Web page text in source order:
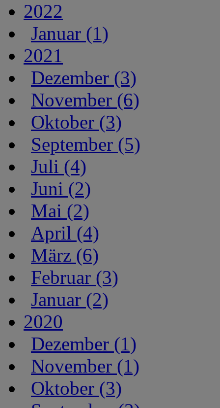
2022
Januar (1)
2021
Dezember (3)
November (6)
Oktober (3)
September (5)
Juli (4)
Juni (2)
Mai (2)
April (4)
März (6)
Februar (3)
Januar (2)
2020
Dezember (1)
November (1)
Oktober (3)